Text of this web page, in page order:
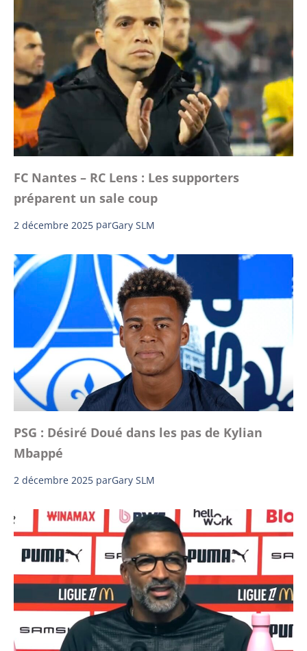
FC Nantes – RC Lens : Les supporters
préparent un sale coup
2 décembre 2025 parGary SLM
PSG : Désiré Doué dans les pas de Kylian
Mbappé
2 décembre 2025 parGary SLM